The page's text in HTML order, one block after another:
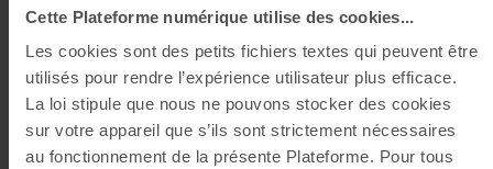
Cette Plateforme numérique utilise des cookies...
Les cookies sont des petits fichiers textes qui peuvent être
utilisés pour rendre l’expérience utilisateur plus efficace.
La loi stipule que nous ne pouvons stocker des cookies
sur votre appareil que s’ils sont strictement nécessaires
au fonctionnement de la présente Plateforme. Pour tous
BATIGERE en Ile-de-France et
Espace Habitat Construction.